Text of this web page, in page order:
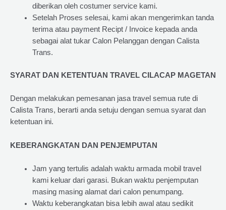
diberikan oleh costumer service kami.
Setelah Proses selesai, kami akan mengerimkan tanda
terima atau payment Recipt / Invoice kepada anda
sebagai alat tukar Calon Pelanggan dengan Calista
Trans.
SYARAT DAN KETENTUAN TRAVEL CILACAP MAGETAN
Dengan melakukan pemesanan jasa travel semua rute di
Calista Trans, berarti anda setuju dengan semua syarat dan
ketentuan ini.
KEBERANGKATAN DAN PENJEMPUTAN
Jam yang tertulis adalah waktu armada mobil travel
kami keluar dari garasi. Bukan waktu penjemputan
masing masing alamat dari calon penumpang.
Waktu keberangkatan bisa lebih awal atau sedikit